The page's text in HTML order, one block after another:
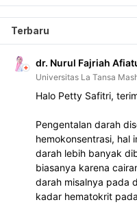
Terbaru
dr. Nurul Fajriah
Universitas La Tansa
Halo Petty Safitri,
Pengentalan darah
hemokonsentrasi, hal
darah lebih banyak
biasanya karena
darah misalnya pada
kadar hematokrit